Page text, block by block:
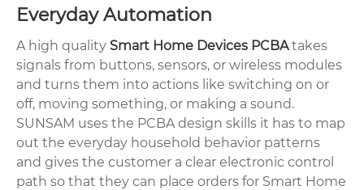
Everyday Automation
A high quality Smart Home Devices PCBAtakes
signals from buttons, sensors, or wireless modules
and turns them into actions like switching on or
off, moving something, or making a sound.
SUNSAM uses the PCBA design skills it has to map
out the everyday household behavior patterns
and gives the customer a clear electronic control
path so that they can place orders for Smart Home